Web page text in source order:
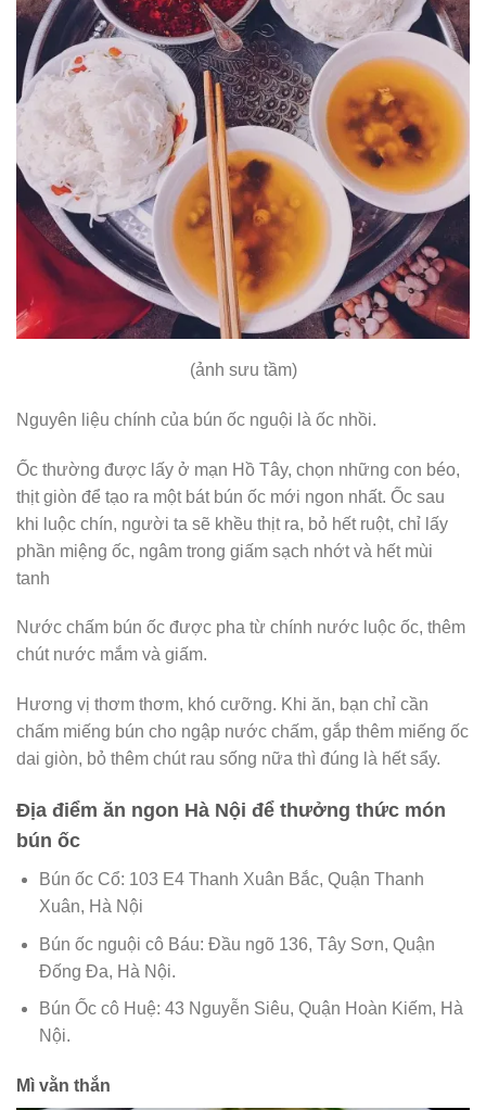
(ảnh sưu tầm)
Nguyên liệu chính của bún ốc nguội là ốc nhồi.
Ốc thường được lấy ở mạn Hồ Tây, chọn những con béo,
thịt giòn để tạo ra một bát bún ốc mới ngon nhất. Ốc sau
khi luộc chín, người ta sẽ khều thịt ra, bỏ hết ruột, chỉ lấy
phần miệng ốc, ngâm trong giấm sạch nhớt và hết mùi
tanh
Nước chấm bún ốc được pha từ chính nước luộc ốc, thêm
chút nước mắm và giấm.
Hương vị thơm thơm, khó cưỡng. Khi ăn, bạn chỉ cần
chấm miếng bún cho ngập nước chấm, gắp thêm miếng ốc
dai giòn, bỏ thêm chút rau sống nữa thì đúng là hết sẩy.
Địa điểm ăn ngon Hà Nội để thưởng thức món
bún ốc
Bún ốc Cổ: 103 E4 Thanh Xuân Bắc, Quận Thanh
Xuân, Hà Nội
Bún ốc nguội cô Báu: Đầu ngõ 136, Tây Sơn, Quận
Đống Đa, Hà Nội.
Bún Ốc cô Huệ: 43 Nguyễn Siêu, Quận Hoàn Kiếm, Hà
Nội.
Mì vằn thắn